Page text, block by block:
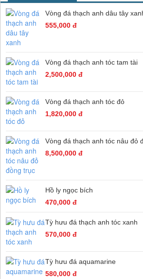
Vòng đá thạch anh dâu tây
555,000 đ
Vòng đá thạch anh tóc tam tài
2,500,000 đ
Vòng đá thạch anh tóc đỏ
1,820,000 đ
Vòng đá thạch anh tóc nâu đỏ
8,500,000 đ
Hồ ly ngọc bích
470,000 đ
Tỳ hưu đá thạch anh tóc xanh
570,000 đ
Tỳ hưu đá aquamarine
580,000 đ